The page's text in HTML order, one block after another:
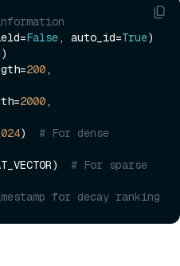
False, auto_id=True)
)
200,
2000,
) # For dense
# For sparse
for decay ranking